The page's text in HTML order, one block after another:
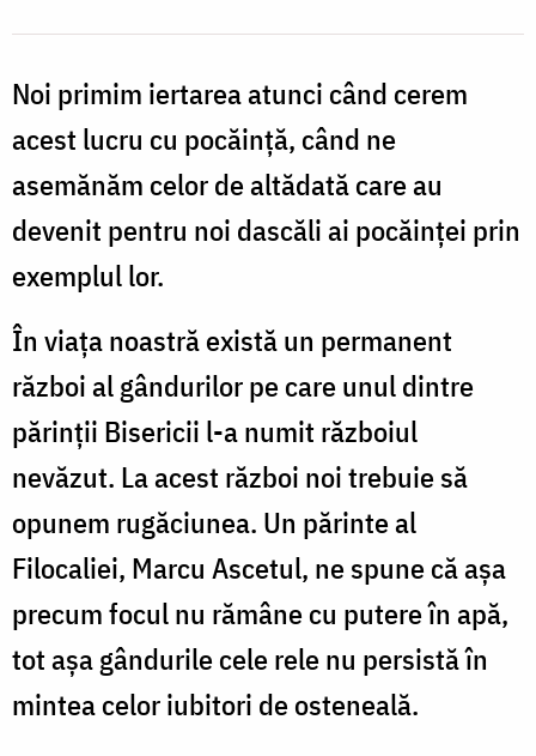
Noi primim iertarea atunci când cerem
acest lucru cu pocăință, când ne
asemănăm celor de altădată care au
devenit pentru noi dascăli ai pocăinței prin
exemplul lor.
În viața noastră există un permanent
război al gândurilor pe care unul dintre
părinții Bisericii l-a numit războiul
nevăzut. La acest război noi trebuie să
opunem rugăciunea. Un părinte al
Filocaliei, Marcu Ascetul, ne spune că așa
precum focul nu rămâne cu putere în apă,
tot așa gândurile cele rele nu persistă în
mintea celor iubitori de osteneală.